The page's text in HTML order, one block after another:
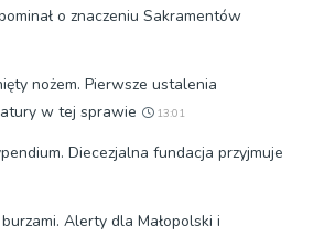
o znaczeniu Sakramentów
nożem. Pierwsze ustalenia
w tej sprawie
13:01
Diecezjalna fundacja przyjmuje
Alerty dla Małopolski i